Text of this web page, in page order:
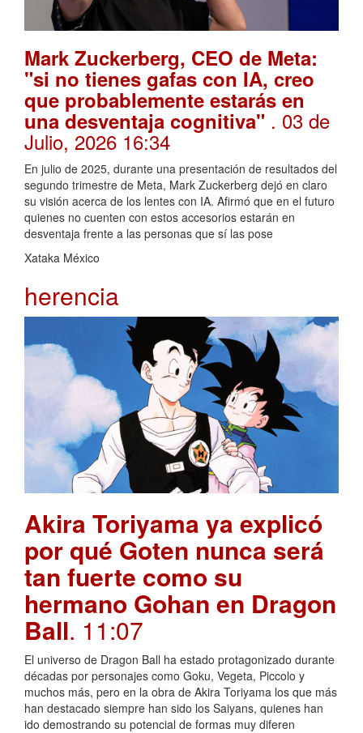
Mark Zuckerberg, CEO de Meta:
"si no tienes gafas con IA, creo
que probablemente estarás en
una desventaja cognitiva" . 03 de
Julio, 2026 16:34
En julio de 2025, durante una presentación de resultados del
segundo trimestre de Meta, Mark Zuckerberg dejó en claro
su visión acerca de los lentes con IA. Afirmó que en el futuro
quienes no cuenten con estos accesorios estarán en
desventaja frente a las personas que sí las pose
Xataka México
herencia
Akira Toriyama ya explicó
por qué Goten nunca será
tan fuerte como su
hermano Gohan en Dragon
Ball. 11:07
El universo de Dragon Ball ha estado protagonizado durante
décadas por personajes como Goku, Vegeta, Piccolo y
muchos más, pero en la obra de Akira Toriyama los que más
han destacado siempre han sido los Saiyans, quienes han
ido demostrando su potencial de formas muy diferen